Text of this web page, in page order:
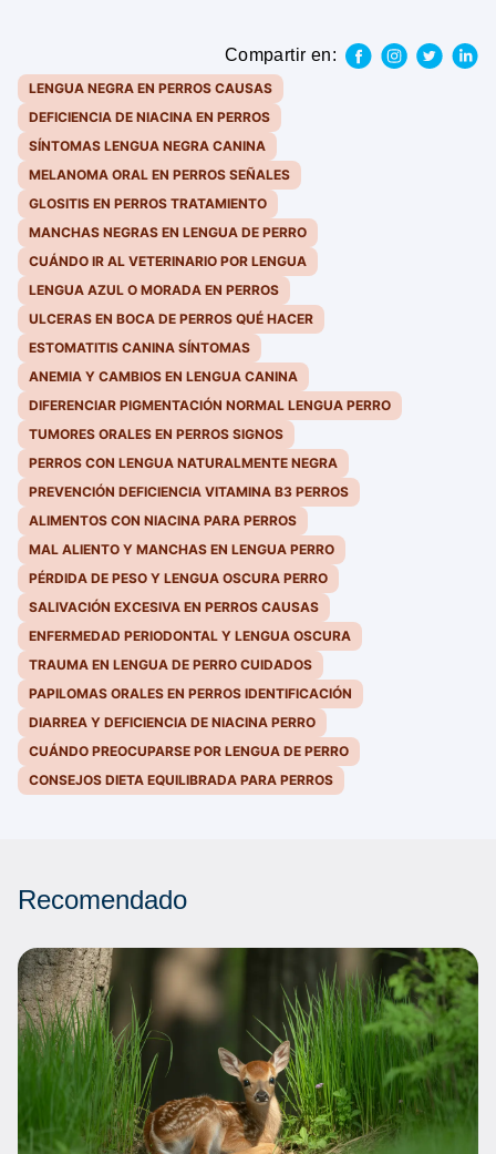
Compartir en:
LENGUA NEGRA EN PERROS CAUSAS
DEFICIENCIA DE NIACINA EN PERROS
SÍNTOMAS LENGUA NEGRA CANINA
MELANOMA ORAL EN PERROS SEÑALES
GLOSITIS EN PERROS TRATAMIENTO
MANCHAS NEGRAS EN LENGUA DE PERRO
CUÁNDO IR AL VETERINARIO POR LENGUA
LENGUA AZUL O MORADA EN PERROS
ULCERAS EN BOCA DE PERROS QUÉ HACER
ESTOMATITIS CANINA SÍNTOMAS
ANEMIA Y CAMBIOS EN LENGUA CANINA
DIFERENCIAR PIGMENTACIÓN NORMAL LENGUA PERRO
TUMORES ORALES EN PERROS SIGNOS
PERROS CON LENGUA NATURALMENTE NEGRA
PREVENCIÓN DEFICIENCIA VITAMINA B3 PERROS
ALIMENTOS CON NIACINA PARA PERROS
MAL ALIENTO Y MANCHAS EN LENGUA PERRO
PÉRDIDA DE PESO Y LENGUA OSCURA PERRO
SALIVACIÓN EXCESIVA EN PERROS CAUSAS
ENFERMEDAD PERIODONTAL Y LENGUA OSCURA
TRAUMA EN LENGUA DE PERRO CUIDADOS
PAPILOMAS ORALES EN PERROS IDENTIFICACIÓN
DIARREA Y DEFICIENCIA DE NIACINA PERRO
CUÁNDO PREOCUPARSE POR LENGUA DE PERRO
CONSEJOS DIETA EQUILIBRADA PARA PERROS
Recomendado